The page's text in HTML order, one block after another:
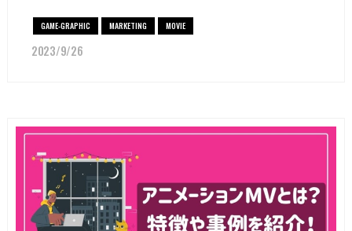
GAME-GRAPHIC MARKETING MOVIE
2023/9/26